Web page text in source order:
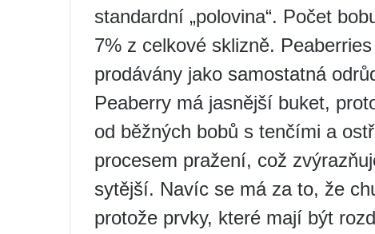
standardní „polovina“. Počet
7% z celkové sklizně.
prodávány jako samostatná
Peaberry má jasnější buket,
od běžných bobů s tenčími a
procesem pražení, což
sytější. Navíc se má za to, že
protože prvky, které mají být